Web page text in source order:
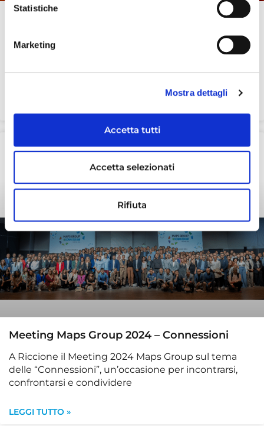
Statistiche
Marketing
Mostra dettagli
Accetta tutti
Accetta selezionati
Rifiuta
Maps Group ottiene da Generali il Welfare
La giuria ha ritenuto che Maps Habitat, che punta a
RISORSE UMANE E WELFARE
Meeting Maps Group 2024 – Connessioni
A Riccione il Meeting 2024 Maps Group sul tema
delle “Connessioni”, un’occasione per incontrarsi,
confrontarsi e condividere
LEGGI TUTTO »